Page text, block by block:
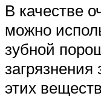
В качестве
можно
зубной
этих